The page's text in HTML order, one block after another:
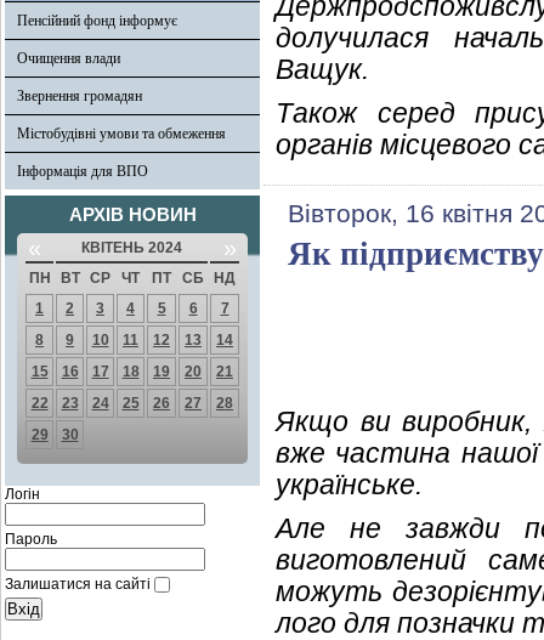
Пенсійний фонд інформує
Очищення влади
Звернення громадян
Містобудівні умови та обмеження
Інформація для ВПО
АРХІВ НОВИН
« КВІТЕНЬ 2024 »
ПН ВТ СР ЧТ ПТ СБ
НД
1
2 3 4 5 6
7
8
9 10 11 12 13
14
15
16 17 18 19 20
21
22
23 24 25 26 27
28
29
30
Логін
Пароль
Залишатися на сайті
долучилася
Ващук.
Також серед
органів місцевого
Вівторок, 16 квітня
Як
Якщо ви виробник,
вже частина
українське.
Але не завжди
виготовлений
можуть
лого для позначки